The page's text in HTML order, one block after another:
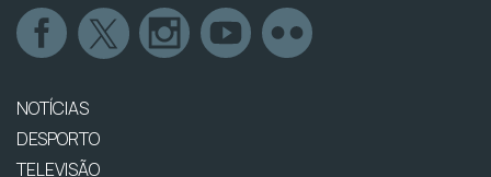
NOTÍCIAS
DESPORTO
TELEVISÃO